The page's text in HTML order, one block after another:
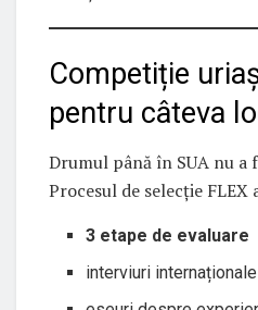
Competiție
pentru câteva
Drumul până în SUA nu a
Procesul de selecție FLEX
3 etape de evaluare
interviuri internaționale